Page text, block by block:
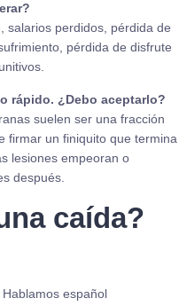
salarios perdidos, pérdida de
pérdida de disfrute
rápido. ¿Debo aceptarlo?
suelen ser una fracción
firmar un finiquito que termina
lesiones empeoran o
después.
caída?
español